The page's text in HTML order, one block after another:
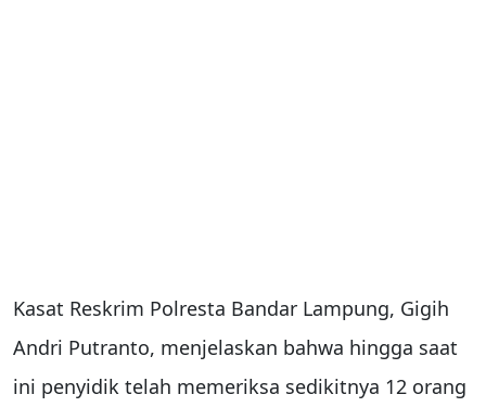
Kasat Reskrim Polresta Bandar Lampung, Gigih
Andri Putranto, menjelaskan bahwa hingga saat
ini penyidik telah memeriksa sedikitnya 12 orang